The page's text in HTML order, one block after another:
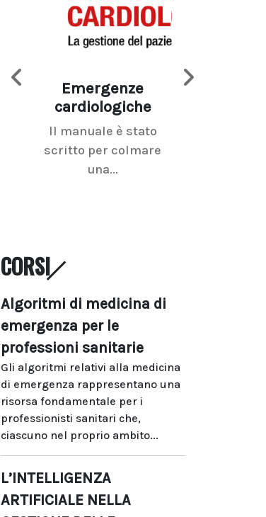
Emergenze
cardiologiche
Il manuale è stato
scritto per colmare
una...
CORSI
Algoritmi di medicina di
emergenza per le
professioni sanitarie
Gli algoritmi relativi alla medicina
di emergenza rappresentano una
risorsa fondamentale per i
professionisti sanitari che,
ciascuno nel proprio ambito...
L’INTELLIGENZA
ARTIFICIALE NELLA